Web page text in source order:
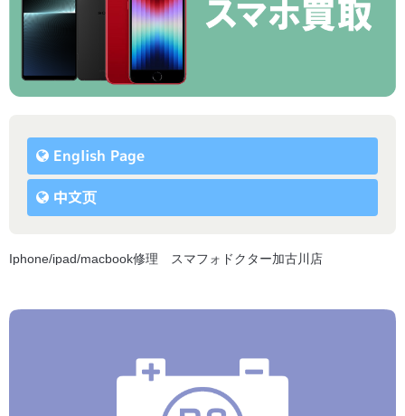
English Page
中文页
Iphone/ipad/macbook修理 スマフォドクター加古川店